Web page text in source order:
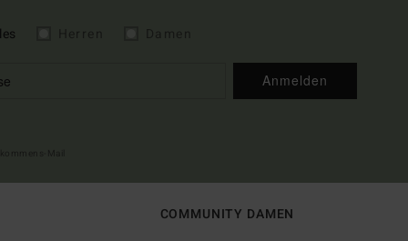
Anmelden
COMMUNITY DAMEN